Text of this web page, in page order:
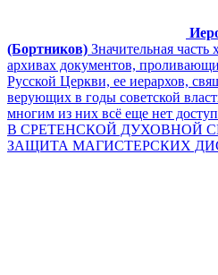
(Бортников) Значительная
архивах документов,
Русской Церкви, ее иерархов,
верующих в годы советской
многим из них всё еще нет
В СРЕТЕНСКОЙ ДУХОВНОЙ
ЗАЩИТА МАГИСТЕРСКИХ